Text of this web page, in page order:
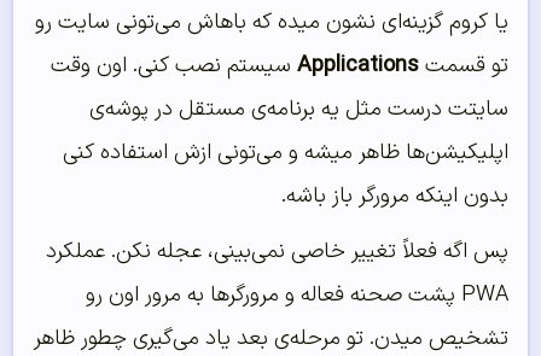
یا کروم گزینه‌ای نشون میده که باهاش می‌تونی سایت رو
تو قسمتApplications سیستم نصب کنی. اون وقت
سایتت درست مثل یه برنامه‌ی مستقل در پوشه‌ی
اپلیکیشن‌ها ظاهر میشه و می‌تونی ازش استفاده کنی
بدون اینکه مرورگر باز باشه.
پس اگه فعلاً تغییر خاصی نمی‌بینی، عجله نکن. عملکرد
PWA پشت صحنه فعاله و مرورگرها به مرور اون رو
تشخیص میدن. تو مرحله‌ی بعد یاد می‌گیری چطور ظاهر